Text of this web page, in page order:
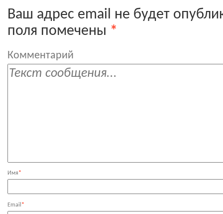
Ваш адрес email не будет
поля помечены *
Комментарий
Имя*
Email *